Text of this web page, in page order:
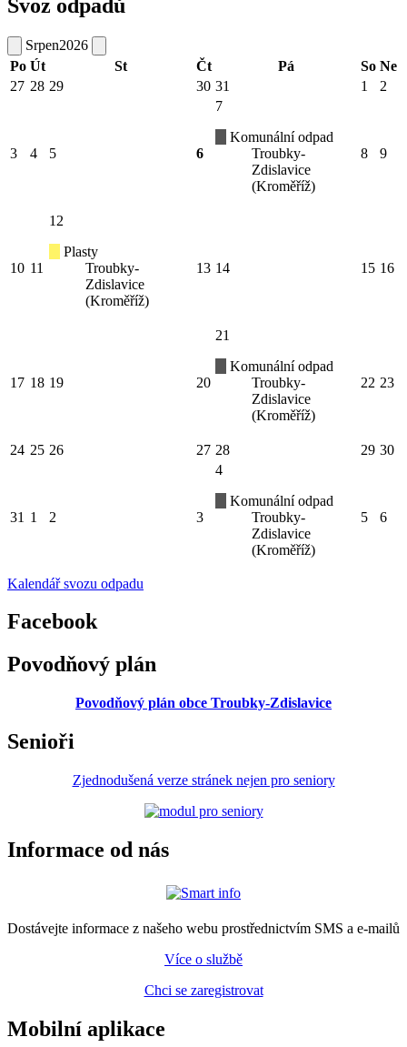
Svoz odpadů
Srpen2026
Po Út St Čt Pá So Ne
27 28 29 30 31 1 2
3 4 5 6
7
Komunální odpad
Troubky-
Zdislavice
(Kroměříž)
8 9
10 11
12
Plasty
Troubky-
Zdislavice
(Kroměříž)
13 14 15 16
17 18 19 20
21
Komunální odpad
Troubky-
Zdislavice
(Kroměříž)
22 23
24 25 26 27 28 29 30
31 1 2 3
4
Komunální odpad
Troubky-
Zdislavice
(Kroměříž)
5 6
Kalendář svozu odpadu
Facebook
Povodňový plán
Povodňový plán obce Troubky-Zdislavice
Senioři
Zjednodušená verze stránek nejen pro seniory
Informace od nás
Dostávejte informace z našeho webu prostřednictvím SMS a e-mailů
Více o službě
Chci se zaregistrovat
Mobilní aplikace